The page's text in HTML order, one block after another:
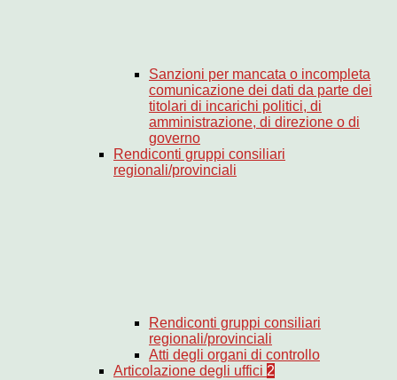
Sanzioni per mancata o incompleta
comunicazione dei dati da parte dei
titolari di incarichi politici, di
amministrazione, di direzione o di
governo
Rendiconti gruppi consiliari
regionali/provinciali
Rendiconti gruppi consiliari
regionali/provinciali
Atti degli organi di controllo
Articolazione degli uffici 2